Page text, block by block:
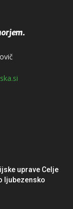
uprave Celje
ljubezensko